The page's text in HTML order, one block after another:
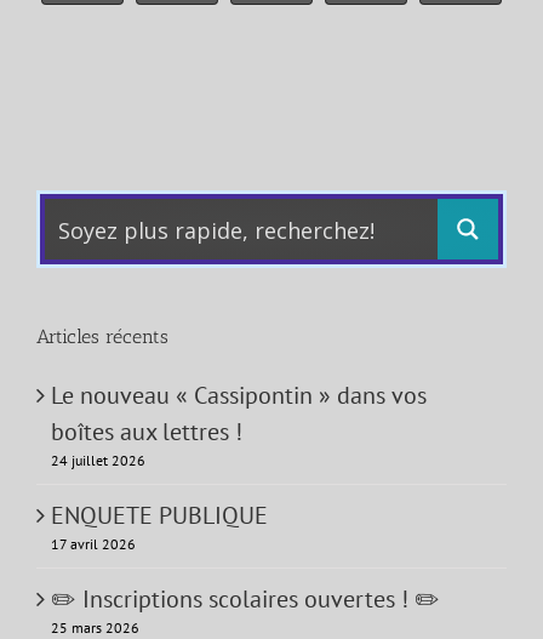
Articles récents
Le nouveau « Cassipontin » dans vos
boîtes aux lettres !
24 juillet 2026
ENQUETE PUBLIQUE
17 avril 2026
✏️ Inscriptions scolaires ouvertes ! ✏️
25 mars 2026